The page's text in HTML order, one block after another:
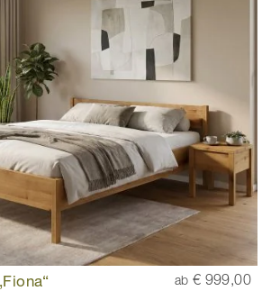
ab € 999,00